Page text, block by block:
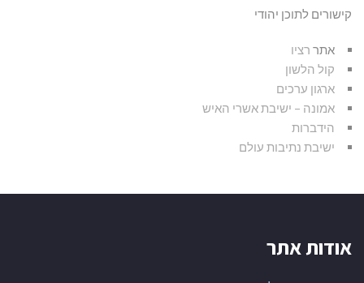
קישורים לתוכן יהודי
אתר רציו
קול הלשון
ארגון ערכים
אמונה – ישיבת אשרי האיש
הידברות
ישיבת נתיבות עולם
אודות אתר